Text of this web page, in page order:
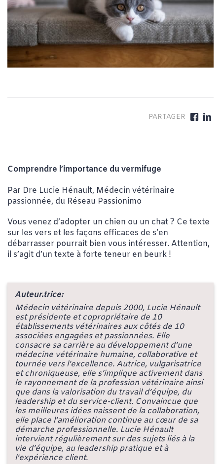
Comprendre l’importance du vermifuge
Par Dre Lucie Hénault, Médecin vétérinaire
passionnée, du Réseau Passionimo
Vous venez d’adopter un chien ou un chat ? Ce texte
sur les vers et les façons efficaces de s’en
débarrasser pourrait bien vous intéresser. Attention,
il s’agit d’un texte à forte teneur en beurk !
Auteur.trice:
Médecin vétérinaire depuis 2000, Lucie Hénault
est présidente et copropriétaire de 10
établissements vétérinaires aux côtés de 10
associées engagées et passionnées. Elle
consacre sa carrière au développement d’une
médecine vétérinaire humaine, collaborative et
tournée vers l’excellence. Autrice, vulgarisatrice
et chroniqueuse, elle s’implique activement dans
le rayonnement de la profession vétérinaire ainsi
que dans la valorisation du travail d’équipe, du
leadership et du service-client. Convaincue que
les meilleures idées naissent de la collaboration,
elle place l’amélioration continue au cœur de sa
démarche professionnelle. Lucie Hénault
intervient régulièrement sur des sujets liés à la
vie d’équipe, au leadership pratique et à
l’expérience client.